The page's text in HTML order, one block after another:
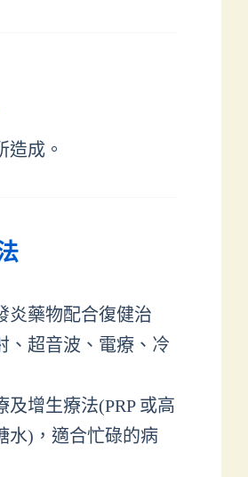
造成。
炎藥物配合復健治
、超音波、電療、冷
及增生療法(PRP 或高
水)，適合忙碌的病